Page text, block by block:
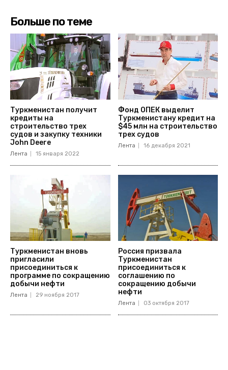
Больше по теме
Туркменистан получит
кредиты на
строительство трех
судов и закупку техники
John Deere
Лента 15 января 2022
Фонд ОПЕК выделит
Туркменистану кредит на
$45 млн на строительство
трех судов
Лента 16 декабря 2021
Туркменистан вновь
пригласили
присоединиться к
программе по сокращению
добычи нефти
Лента 29 ноября 2017
Россия призвала
Туркменистан
присоединиться к
соглашению по
сокращению добычи
нефти
Лента 03 октября 2017